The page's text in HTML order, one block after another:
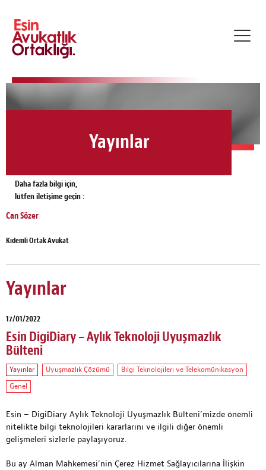
Yayınlar
Daha fazla bilgi için,
lütfen iletişime geçin :
Can Sözer
Kıdemli Ortak Avukat
Yayınlar
17/01/2022
Esin DigiDiary – Aylık Teknoloji Uyuşmazlık
Bülteni
Yayınlar Uyuşmazlık Çözümü
Bilgi Teknolojileri ve Telekomünikasyon
Genel
Esin – DigiDiary Aylık Teknoloji Uyuşmazlık Bülteni’mizde önemli
nitelikte bilgi teknolojileri kararlarını ve ilgili diğer önemli
gelişmeleri sizlerle paylaşıyoruz.
Bu ay Alman Mahkemesi’nin Çerez Hizmet Sağlayıcılarına İlişkin